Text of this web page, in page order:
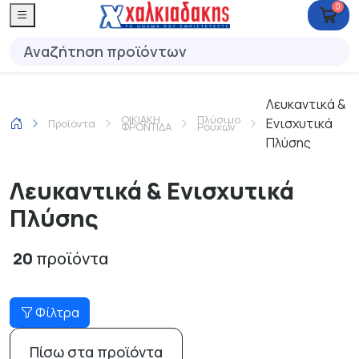
0
Προϊόντα ΟΙΚΙΑΚΗ
ΦΡΟΝΤΙΔΑ Πλύσιμο
Ρούχων
Λευκαντικά &
Ενισχυτικά
Πλύσης
Λευκαντικά & Ενισχυτικά
Πλύσης
20 προϊόντα
Φίλτρα
Πίσω στα προϊόντα